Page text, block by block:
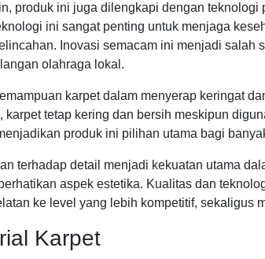
produk ini juga dilengkapi dengan
ini sangat penting untuk menjaga
Inovasi semacam ini menjadi
olahraga lokal.
karpet dalam menyerap keringat
tetap kering dan bersih meskipun
produk ini pilihan utama bagi
terhadap detail menjadi kekuatan utama
aspek estetika. Kualitas dan
ke level yang lebih kompetitif,
Karpet